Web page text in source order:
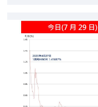
印花稅計算
免費物業估價
下載中心
按揭全面睇